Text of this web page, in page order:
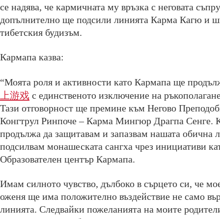
се надява, че кармичната му връзка с неговата
допълнително ще подсили линията Карма Кагю и
тибетския будизъм.
Кармапа казва:
“Моята роля и активности като Кармапа ще
上游戏 с единственото изключение на
Тази отговорност ще премине към Негово
Конгтрул Ринпоче – Карма Мингюр Драгпа Сенге.
продължа да защитавам и запазвам нашата обична
подсилвам монашеската сангха чрез инициативи
Образователен център Кармапа.
Имам силното чувство, дълбоко в сърцето си, че
оженя ще има положително въздействие не само
линията. Следвайки пожеланията на моите